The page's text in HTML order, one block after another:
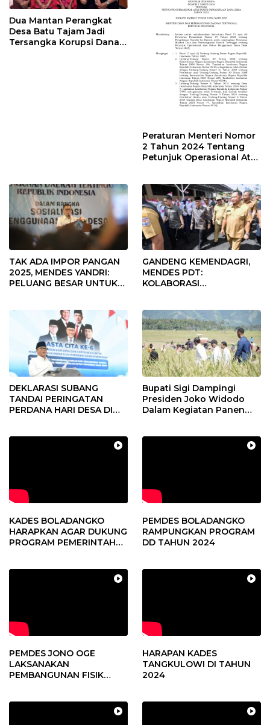
Dua Mantan Perangkat
Desa Batu Tajam Jadi
Tersangka Korupsi Dana
Peraturan Menteri Nomor
2 Tahun 2024 Tentang
Petunjuk Operasional Atas
TAK ADA IMPOR PANGAN
2025, MENDES YANDRI:
PELUANG BESAR UNTUK
GANDENG KEMENDAGRI,
MENDES PDT:
KOLABORASI
DEKLARASI SUBANG
TANDAI PERINGATAN
PERDANA HARI DESA DI
Bupati Sigi Dampingi
Presiden Joko Widodo
Dalam Kegiatan Panen
KADES BOLADANGKO
HARAPKAN AGAR DUKUNG
PROGRAM PEMERINTAH
PEMDES BOLADANGKO
RAMPUNGKAN PROGRAM
DD TAHUN 2024
PEMDES JONO OGE
LAKSANAKAN
PEMBANGUNAN FISIK
HARAPAN KADES
TANGKULOWI DI TAHUN
2024